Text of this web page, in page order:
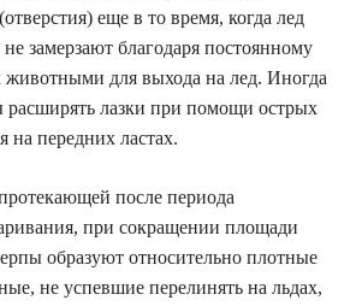
еще в то время, когда лед
замерзают благодаря постоянному
для выхода на лед. Иногда
лазки при помощи острых
на передних ластах.
после периода
при сокращении площади
образуют относительно плотные
не успевшие перелинять на льдах,